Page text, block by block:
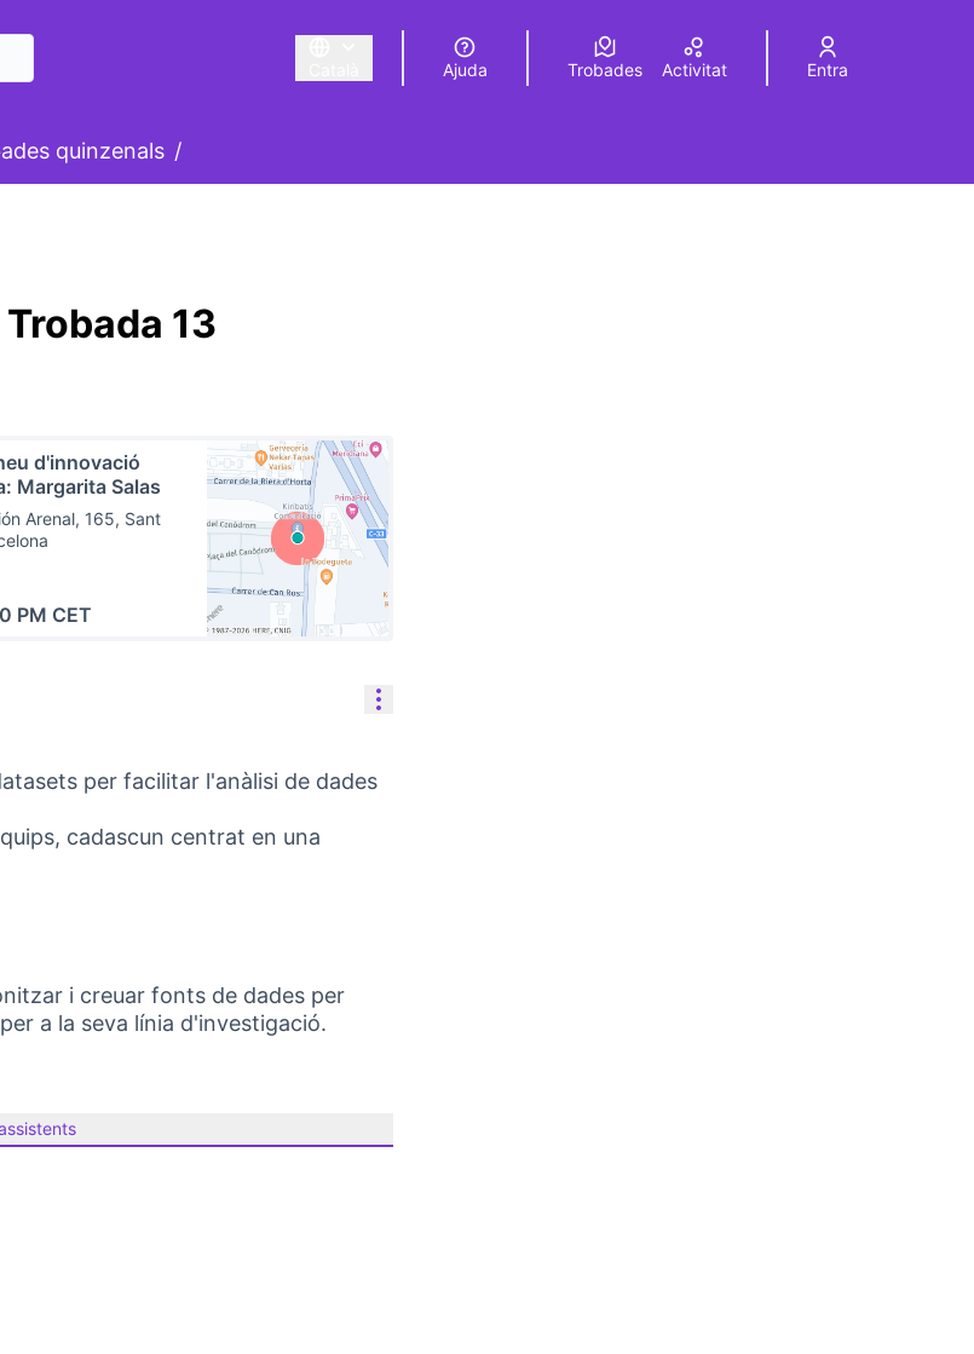
Triar la llengua Elegir el idioma Choose language
Ajuda Trobades Activitat Entra
quinzenals /
13
d'innovació
Margarita Salas
Arenal, 165, Sant
PM CET
Controls de recursos
per facilitar l'anàlisi de dades
cadascun centrat en una
i creuar fonts de dades per
a la seva línia d'investigació.